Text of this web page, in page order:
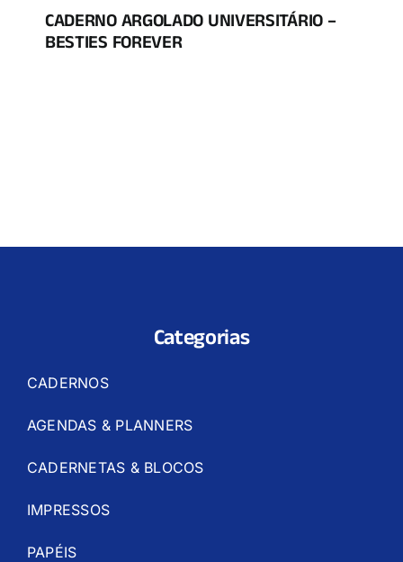
CADERNO ARGOLADO UNIVERSITÁRIO –
BESTIES FOREVER
Categorias
CADERNOS
AGENDAS & PLANNERS
CADERNETAS & BLOCOS
IMPRESSOS
PAPÉIS